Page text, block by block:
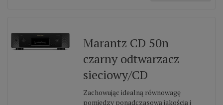
Marantz CD 50n
czarny odtwarzacz
sieciowy/CD
Zachowując idealną równowagę
pomiędzy ponadczasową jakością i